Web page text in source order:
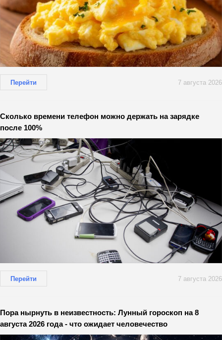
Перейти 7 августа 2026
Сколько времени телефон можно держать на зарядке
после 100%
Перейти 7 августа 2026
Пора нырнуть в неизвестность: Лунный гороскоп на 8
августа 2026 года - что ожидает человечество